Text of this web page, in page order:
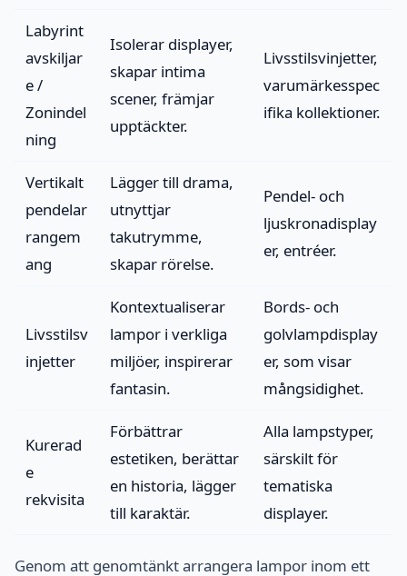
Labyrint
avskiljar
e /
Zonindel
ning
Isolerar displayer,
skapar intima
scener, främjar
upptäckter.
Livsstilsvinjetter,
varumärkesspec
ifika kollektioner.
Vertikalt
pendelar
rangem
ang
Lägger till drama,
utnyttjar
takutrymme,
skapar rörelse.
Pendel- och
ljuskronadisplay
er, entréer.
Livsstilsv
injetter
Kontextualiserar
lampor i verkliga
miljöer, inspirerar
fantasin.
Bords- och
golvlampdisplay
er, som visar
mångsidighet.
Kurerad
e
rekvisita
Förbättrar
estetiken, berättar
en historia, lägger
till karaktär.
Alla lampstyper,
särskilt för
tematiska
displayer.
Genom att genomtänkt arrangera lampor inom ett